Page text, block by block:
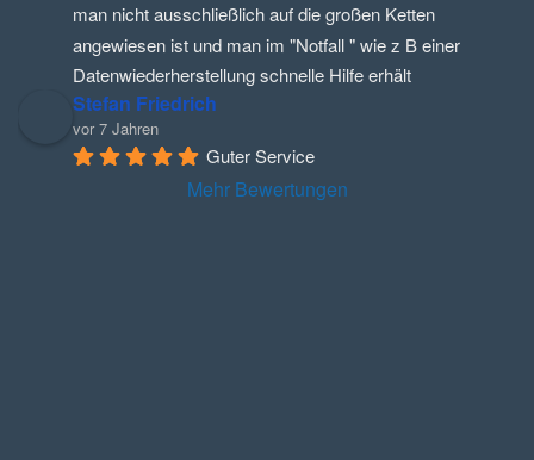
man nicht ausschließlich auf die großen Ketten
angewiesen ist und man im "Notfall " wie z B einer
Datenwiederherstellung schnelle Hilfe erhält
Stefan Friedrich
vor 7 Jahren
Guter Service
Mehr Bewertungen